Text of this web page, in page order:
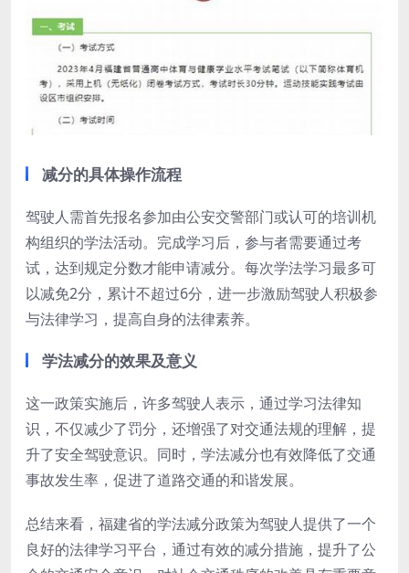
减分的具体操作流程
驾驶人需首先报名参加由公安交警部门或认可的培训机
构组织的学法活动。完成学习后，参与者需要通过考
试，达到规定分数才能申请减分。每次学法学习最多可
以减免2分，累计不超过6分，进一步激励驾驶人积极参
与法律学习，提高自身的法律素养。
学法减分的效果及意义
这一政策实施后，许多驾驶人表示，通过学习法律知
识，不仅减少了罚分，还增强了对交通法规的理解，提
升了安全驾驶意识。同时，学法减分也有效降低了交通
事故发生率，促进了道路交通的和谐发展。
总结来看，福建省的学法减分政策为驾驶人提供了一个
良好的法律学习平台，通过有效的减分措施，提升了公